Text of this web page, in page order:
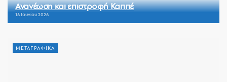
Ανανέωση και επιστροφή Καππέ
16 Ιουνίου 2026
ΜΕΤΑΓΡΑΦΙΚΑ